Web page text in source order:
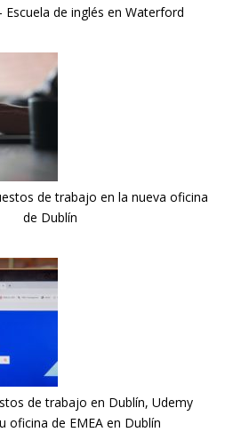
Escuela de inglés en Waterford
de trabajo en la nueva oficina
de Dublín
de trabajo en Dublín, Udemy
oficina de EMEA en Dublín